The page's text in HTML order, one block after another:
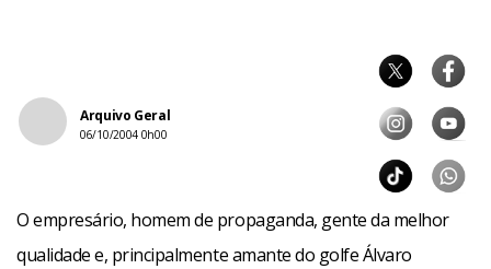
Arquivo Geral
06/10/2004 0h00
O empresário, homem de propaganda, gente da melhor
qualidade e, principalmente amante do golfe Álvaro